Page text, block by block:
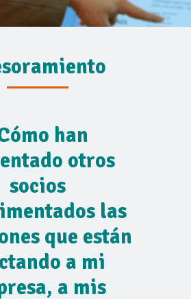
han
otros
socios
las
que están
a mi
a mis